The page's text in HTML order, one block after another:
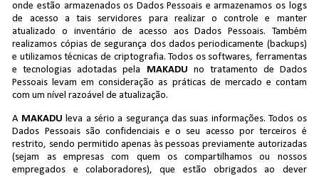
onde estão armazenados os Dados Pessoais e armazenamos os logs
de acesso a tais servidores para realizar o controle e manter
atualizado o inventário de acesso aos Dados Pessoais. Também
realizamos cópias de segurança dos dados periodicamente (backups)
e utilizamos técnicas de criptografia. Todos os softwares, ferramentas
e tecnologias adotadas pela MAKADU no tratamento de Dados
Pessoais levam em consideração as práticas de mercado e contam
com um nível razoável de atualização.
A MAKADU leva a sério a segurança das suas informações. Todos os
Dados Pessoais são confidenciais e o seu acesso por terceiros é
restrito, sendo permitido apenas às pessoas previamente autorizadas
(sejam as empresas com quem os compartilhamos ou nossos
empregados e colaboradores), que estão obrigados ao dever